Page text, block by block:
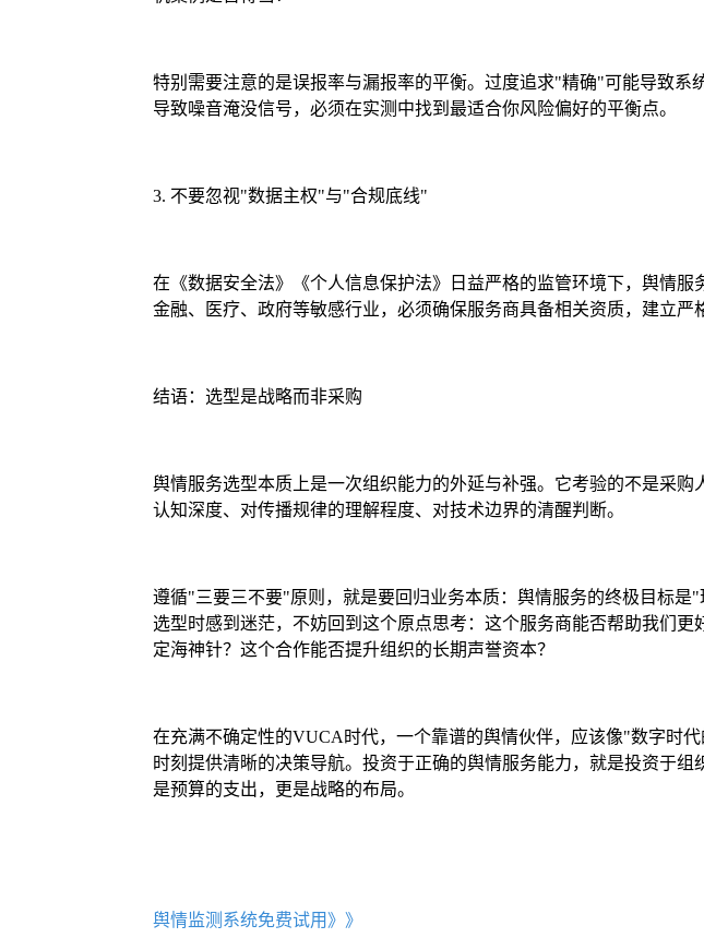
特别需要注意的是误报率与漏报率的平衡。过度追求"精确"可能导致系
导致噪音淹没信号，必须在实测中找到最适合你风险偏好的平衡点。
3. 不要忽视"数据主权"与"合规底线"
在《数据安全法》《个人信息保护法》日益严格的监管环境下，舆情
金融、医疗、政府等敏感行业，必须确保服务商具备相关资质，建立严
结语：选型是战略而非采购
舆情服务选型本质上是一次组织能力的外延与补强。它考验的不是采
认知深度、对传播规律的理解程度、对技术边界的清醒判断。
遵循"三要三不要"原则，就是要回归业务本质：舆情服务的终极目标是
选型时感到迷茫，不妨回到这个原点思考：这个服务商能否帮助我们
定海神针？这个合作能否提升组织的长期声誉资本？
在充满不确定性的VUCA时代，一个靠谱的舆情伙伴，应该像"数字时
时刻提供清晰的决策导航。投资于正确的舆情服务能力，就是投资于
是预算的支出，更是战略的布局。
舆情监测系统免费试用》》